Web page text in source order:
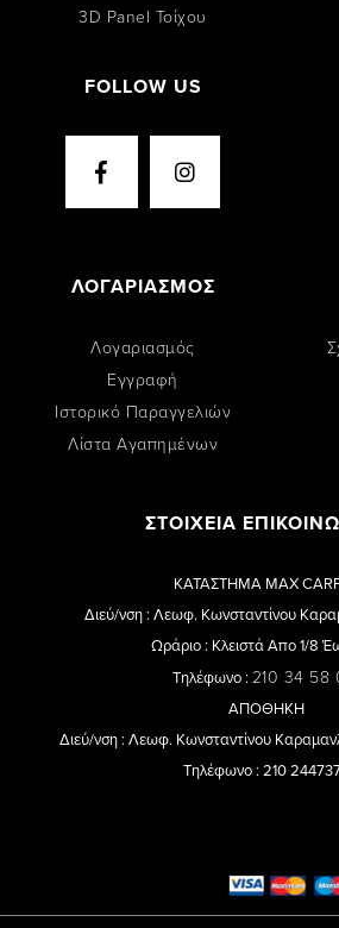
3D Panel Τοίχου
FOLLOW US
ΛΟΓΑΡΙΑΣΜΟΣ
Λογαριασμός
Εγγραφή
Ιστορικό Παραγγελιών
Λίστα Αγαπημένων
ΣΤΟΙΧΕΙΑ
ΚΑΤΑΣΤΗΜΑ MAX
Διεύ/νση : Λεωφ. Κωνσταντίνου
Ωράριο : Κλειστά Απο 1/8
Τηλέφωνο : 210 34 58
ΑΠΟΘΗΚΗ
Διεύ/νση : Λεωφ. Κωνσταντίνου
Τηλέφωνο : 210